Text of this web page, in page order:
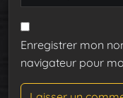
Enregistrer mon
navigateur pour